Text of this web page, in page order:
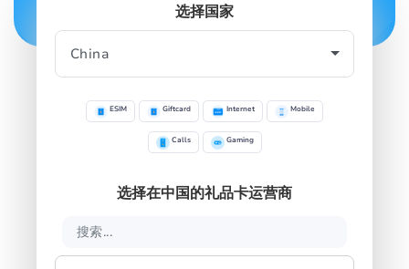
SIGN INSIGN UP
选择国家
ESIM Giftcard Internet Mobile
Calls Gaming
选择在中国的礼品卡运营商